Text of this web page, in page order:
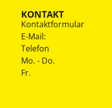
KONTAKT
Kontaktformular
E-Mail:
Telefon
Mo. - Do.
Fr.